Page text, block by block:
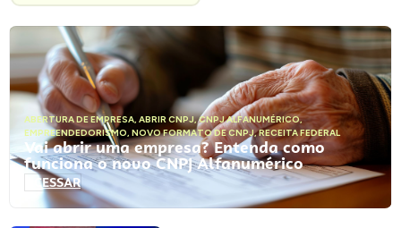
ABERTURA DE EMPRESA, ABRIR CNPJ,CNPJ ALFANUMÉRICO,
EMPREENDEDORISMO, NOVO FORMATO DE CNPJ,RECEITA FEDERAL
Vai abrir uma empresa? Entenda como
funciona o novo CNPJ Alfanumérico
ACESSAR